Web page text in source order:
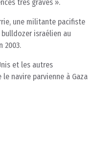
très graves ».
une militante pacifiste
bulldozer israélien au
2003.
et les autres
navire parvienne à Gaza